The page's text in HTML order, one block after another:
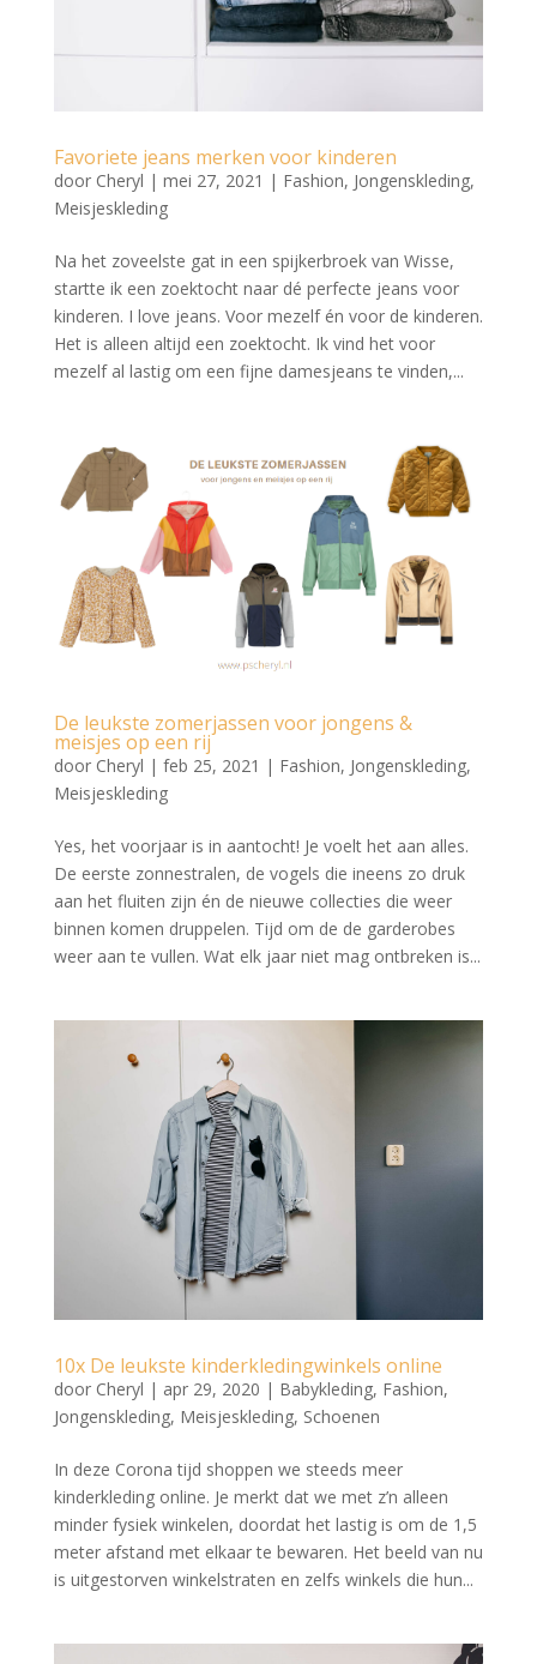
Favoriete jeans merken voor kinderen
door Cheryl | mei 27, 2021 | Fashion, Jongenskleding,
Meisjeskleding
Na het zoveelste gat in een spijkerbroek van Wisse,
startte ik een zoektocht naar dé perfecte jeans voor
kinderen. I love jeans. Voor mezelf én voor de kinderen.
Het is alleen altijd een zoektocht. Ik vind het voor
mezelf al lastig om een fijne damesjeans te vinden,...
De leukste zomerjassen voor jongens &
meisjes op een rij
door Cheryl | feb 25, 2021 | Fashion, Jongenskleding,
Meisjeskleding
Yes, het voorjaar is in aantocht! Je voelt het aan alles.
De eerste zonnestralen, de vogels die ineens zo druk
aan het fluiten zijn én de nieuwe collecties die weer
binnen komen druppelen. Tijd om de de garderobes
weer aan te vullen. Wat elk jaar niet mag ontbreken is...
10x De leukste kinderkledingwinkels online
door Cheryl | apr 29, 2020 | Babykleding, Fashion,
Jongenskleding, Meisjeskleding, Schoenen
In deze Corona tijd shoppen we steeds meer
kinderkleding online. Je merkt dat we met z’n alleen
minder fysiek winkelen, doordat het lastig is om de 1,5
meter afstand met elkaar te bewaren. Het beeld van nu
is uitgestorven winkelstraten en zelfs winkels die hun...